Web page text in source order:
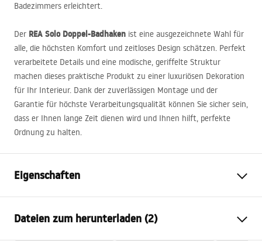
Badezimmers erleichtert.
Der REA Solo Doppel-Badhaken ist eine ausgezeichnete Wahl für
alle, die höchsten Komfort und zeitloses Design schätzen. Perfekt
verarbeitete Details und eine modische, geriffelte Struktur
machen dieses praktische Produkt zu einer luxuriösen Dekoration
für Ihr Interieur. Dank der zuverlässigen Montage und der
Garantie für höchste Verarbeitungsqualität können Sie sicher sein,
dass er Ihnen lange Zeit dienen wird und Ihnen hilft, perfekte
Ordnung zu halten.
Eigenschaften
Material
Metall
Dateien zum herunterladen (2)